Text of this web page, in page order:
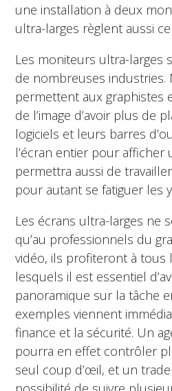
une installation à deux
ultra-larges règlent aussi
Les moniteurs ultra-larges
de nombreuses industries.
permettent aux graphistes
de l’image d’avoir plus de
logiciels et leurs barres
l’écran entier pour afficher
permettra aussi de
pour autant se fatiguer les
Les écrans ultra-larges ne
qu’au professionnels du
vidéo, ils profiteront à tous
lesquels il est essentiel
panoramique sur la tâche
exemples viennent
finance et la sécurité. Un
pourra en effet contrôler
seul coup d’œil, et un